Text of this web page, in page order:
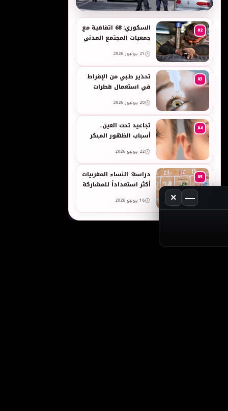
به
02
السكوري: 68 اتفاقية مع
جمعيات المجتمع المدني
والنساء في العمل
21 يوليوز 2026
03
تحذير طبي من الإفراط
في استعمال قطرات
المضيقة للأوعية
20 يوليوز 2026
04
تجاعيد تحت العين..
أسباب الظهور المبكر
بالبشرة الحساسة -
taroudant press
22 يونيو 2026
05
دراسة: النساء المغربيات
أكثر استعداداً للمشاركة
بالرجال
16 يونيو 2026 —
×